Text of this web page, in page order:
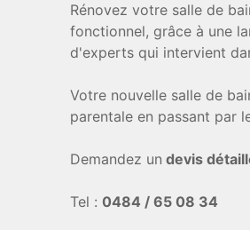
Rénovez votre salle de
fonctionnel, grâce à une
d'experts qui intervient
Votre nouvelle salle de
parentale en passant par
Demandez un devis
Tel : 0484 / 65 08 34